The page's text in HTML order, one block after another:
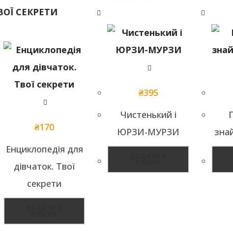
₴170
Енциклопедія для
дівчаток. Твої
секрети
₴395
Чистенький і
ЮРЗИ-МУРЗИ